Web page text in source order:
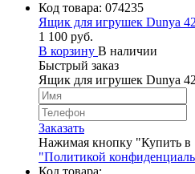
Код товара: 074235
Ящик для игрушек Dunya
1 100 руб.
В корзину В наличии
Быстрый заказ
Ящик для игрушек Dunya
Заказать
Нажимая кнопку "Купить в
"Политикой